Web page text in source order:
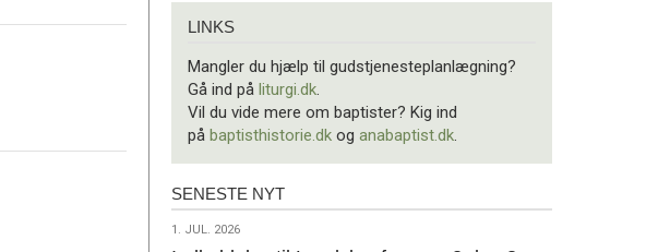
LINKS
Mangler du hjælp til gudstjenesteplanlægning?
Gå ind på liturgi.dk
Vil du vide mere om baptister? Kig ind
på baptisthistorie.dk og anabaptist.dk
Seneste
SENESTE NYT
1.
1. JUL. 2026